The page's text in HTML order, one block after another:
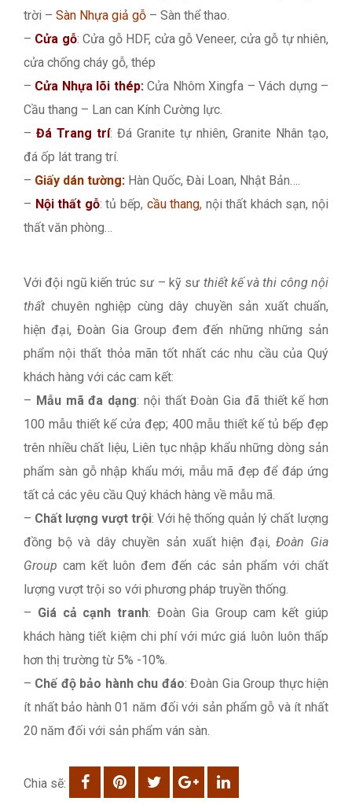
trời – Sàn Nhựa giả gỗ – Sàn thể thao.
– Cửa gỗ: Cửa gỗ HDF, cửa gỗ Veneer, cửa gỗ tự nhiên,
cửa chống cháy gỗ, thép
– Cửa Nhựa lõi thép:Cửa Nhôm Xingfa – Vách dựng –
Cầu thang – Lan can Kính Cường lực.
– Đá Trang trí: Đá Granite tự nhiên, Granite Nhân tạo,
đá ốp lát trang trí.
– Giấy dán tường: Hàn Quốc, Đài Loan, Nhật Bản….
– Nội thất gỗ: tủ bếp, cầu thang, nội thất khách sạn, nội
thất văn phòng…
Với đội ngũ kiến trúc sư – kỹ sư thiết kế và thi công nội
thất chuyên nghiệp cùng dây chuyền sản xuất chuẩn,
hiện đại, Đoàn Gia Group đem đến những những sản
phẩm nội thất thỏa mãn tốt nhất các nhu cầu của Quý
khách hàng với các cam kết:
– Mẫu mã đa dạng: nội thất Đoàn Gia đã thiết kế hơn
100 mẫu thiết kế cửa đẹp; 400 mẫu thiết kế tủ bếp đẹp
trên nhiều chất liệu, Liên tục nhập khẩu những dòng sản
phẩm sàn gỗ nhập khẩu mới, mẫu mã đẹp để đáp ứng
tất cả các yêu cầu Quý khách hàng về mẫu mã.
– Chất lượng vượt trội: Với hệ thống quản lý chất lượng
đồng bộ và dây chuyền sản xuất hiện đại,Đoàn Gia
Group cam kết luôn đem đến các sản phẩm với chất
lượng vượt trội so với phương pháp truyền thống.
– Giá cả cạnh tranh: Đoàn Gia Group cam kết giúp
khách hàng tiết kiệm chi phí với mức giá luôn luôn thấp
hơn thị trường từ 5% -10%.
– Chế độ bảo hành chu đáo: Đoàn Gia Group thực hiện
ít nhất bảo hành 01 năm đối với sản phẩm gỗ và ít nhất
20 năm đối với sản phẩm ván sàn.
Chia sẽ: